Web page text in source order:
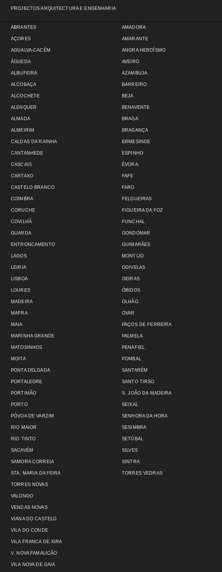
PROJECTOS ARQUITECTURA E ENGENHARIA
ABRANTES
AÇORES
AGUALVA-CACÉM
ÁGUEDA
ALBUFEIRA
ALCOBAÇA
ALCOCHETE
ALENQUER
ALMADA
ALMEIRIM
AMADORA
AMARANTE
ANGRA HEROÍSMO
AVEIRO
AZAMBUJA
BARREIRO
BEJA
BENAVENTE
BRAGA
BRAGANÇA
CALDAS DA RAINHA
CANTANHEDE
CASCAIS
CARTAXO
CASTELO BRANCO
COIMBRA
CORUCHE
COVILHÃ
GUARDA
ENTRONCAMENTO
ERMESINDE
ESPINHO
ÉVORA
FAFE
FARO
FELGUEIRAS
FIGUEIRA DA FOZ
FUNCHAL
GONDOMAR
GUIMARÃES
LAGOS
LEIRIA
LISBOA
LOURES
MADEIRA
MAFRA
MAIA
MARINHA GRANDE
MATOSINHOS
MOITA
MONTIJO
ODIVELAS
OEIRAS
ÓBIDOS
OLHÃO
OVAR
PAÇOS DE FERREIRA
PALMELA
PENAFIEL
POMBAL
PONTA DELGADA
PORTALEGRE
PORTIMÃO
PORTO
PÓVOA DE VARZIM
RIO MAIOR
RIO TINTO
SACAVÉM
SAMORA CORREIA
STA. MARIA DA FEIRA
SANTARÉM
SANTO TIRSO
S. JOÃO DA MADEIRA
SEIXAL
SENHORA DA HORA
SESIMBRA
SETÚBAL
SILVES
SINTRA
TORRES VEDRAS
TORRES NOVAS
VALONGO
VENDAS NOVAS
VIANA DO CASTELO
VILA DO CONDE
VILA FRANCA DE XIRA
V. NOVA FAMALICÃO
VILA NOVA DE GAIA